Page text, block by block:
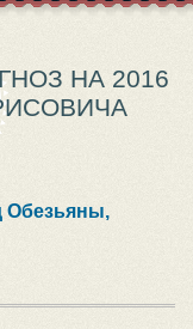
НА 2016
Обезьяны,